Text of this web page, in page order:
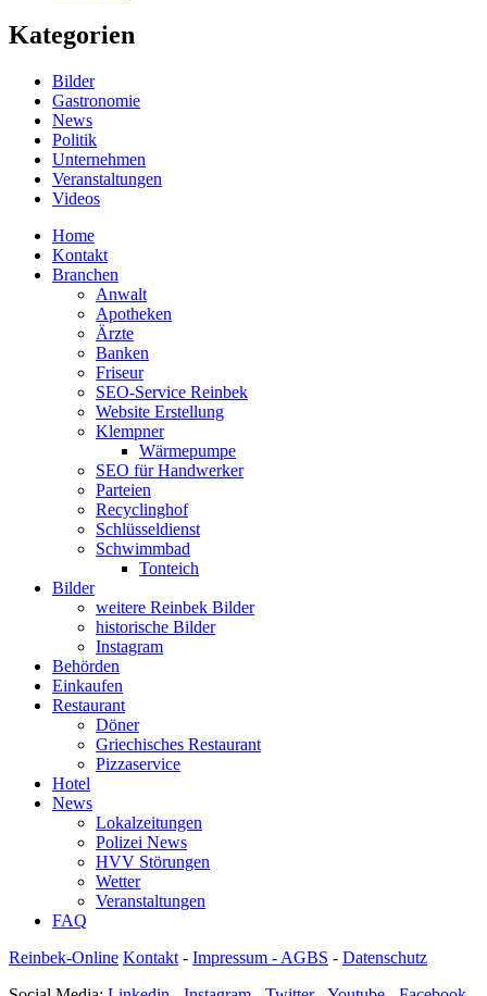
Kategorien
Bilder
Gastronomie
News
Politik
Unternehmen
Veranstaltungen
Videos
Home
Kontakt
Branchen
Anwalt
Apotheken
Ärzte
Banken
Friseur
SEO-Service Reinbek
Website Erstellung
Klempner
Wärmepumpe
SEO für Handwerker
Parteien
Recyclinghof
Schlüsseldienst
Schwimmbad
Tonteich
Bilder
weitere Reinbek Bilder
historische Bilder
Instagram
Behörden
Einkaufen
Restaurant
Döner
Griechisches Restaurant
Pizzaservice
Hotel
News
Lokalzeitungen
Polizei News
HVV Störungen
Wetter
Veranstaltungen
FAQ
Reinbek-Online Kontakt - Impressum - AGBS - Datenschutz